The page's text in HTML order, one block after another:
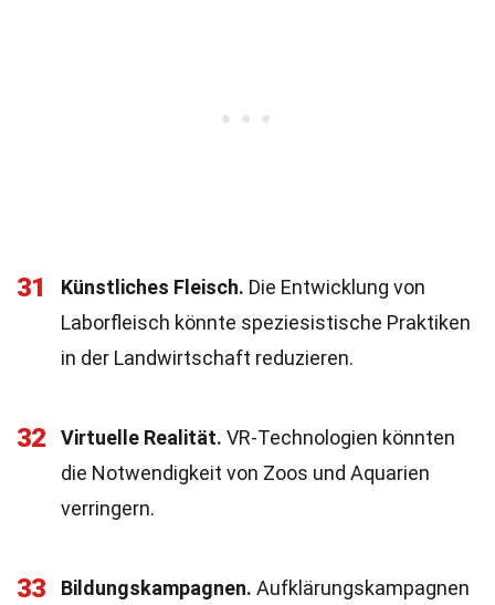
31 Künstliches Fleisch. Die Entwicklung von
Laborfleisch könnte speziesistische Praktiken
in der Landwirtschaft reduzieren.
32 Virtuelle Realität. VR-Technologien könnten
die Notwendigkeit von Zoos und Aquarien
verringern.
33 Bildungskampagnen. Aufklärungskampagnen